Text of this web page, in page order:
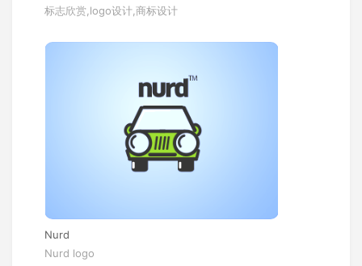
标志欣赏,logo设计,商标设计
Nurd
Nurd logo